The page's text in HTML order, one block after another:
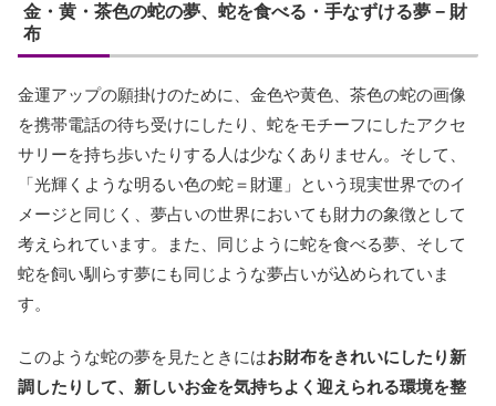
金・黄・茶色の蛇の夢、蛇を食べる・手なずける夢 − 財
布
金運アップの願掛けのために、金色や黄色、茶色の蛇の画像
を携帯電話の待ち受けにしたり、蛇をモチーフにしたアクセ
サリーを持ち歩いたりする人は少なくありません。そして、
「光輝くような明るい色の蛇＝財運」という現実世界でのイ
メージと同じく、夢占いの世界においても財力の象徴として
考えられています。また、同じように蛇を食べる夢、そして
蛇を飼い馴らす夢にも同じような夢占いが込められていま
す。
このような蛇の夢を見たときにはお財布をきれいにしたり新
調したりして、新しいお金を気持ちよく迎えられる環境を整